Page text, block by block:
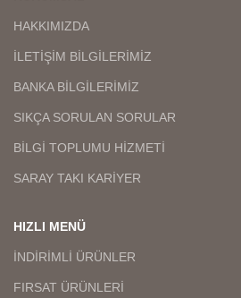
HAKKIMIZDA
İLETİŞİM BİLGİLERİMİZ
BANKA BİLGİLERİMİZ
SIKÇA SORULAN SORULAR
BİLGİ TOPLUMU HİZMETİ
SARAY TAKI KARİYER
HIZLI MENÜ
İNDİRİMLİ ÜRÜNLER
FIRSAT ÜRÜNLERİ